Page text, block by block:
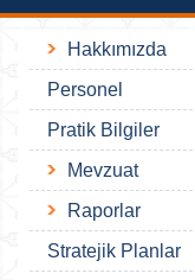
Hakkımızda
Personel
Pratik Bilgiler
Mevzuat
Raporlar
Stratejik Planlar